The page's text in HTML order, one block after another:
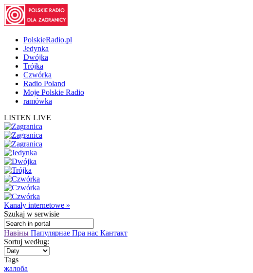
PolskieRadio.pl
Jedynka
Dwójka
Trójka
Czwórka
Radio Poland
Moje Polskie Radio
ramówka
LISTEN LIVE
Kanały internetowe »
Szukaj w serwisie
Навіны Папулярнае Пра нас Кантакт
Sortuj według:
Tags
жалобa